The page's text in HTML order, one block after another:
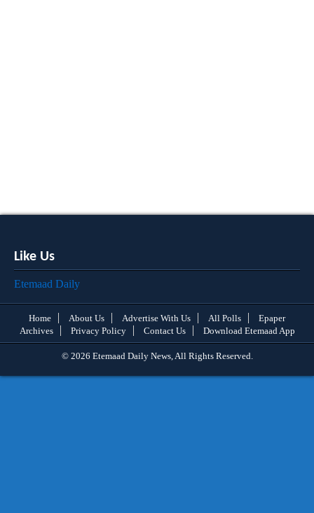
Like Us
Etemaad Daily
Home About Us Advertise With Us All Polls
Epaper
Archives
Privacy Policy Contact Us Download Etemaad App
© 2026 Etemaad Daily News, All Rights Reserved.